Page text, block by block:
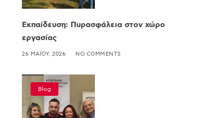
Εκπαίδευση: Πυρασφάλεια στον χώρο
εργασίας
26 ΜΑΪ́ΟΥ, 2026 NO COMMENTS
Blog